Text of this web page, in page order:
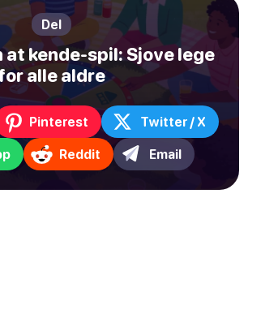
Del
kende-spil: Sjove lege
alle aldre
Pinterest Twitter / X
Reddit Email